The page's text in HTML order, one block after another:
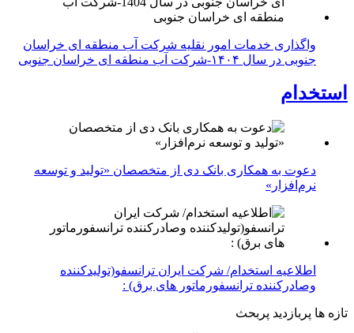
واگذاری خدمات امور نقلیه شرکت آب منطقه ای خراسان
جنوبی در سال ۱۴۰۴-شرکت آب منطقه ای خراسان جنوبی
استخدام
دعوت به همکاری بانک دی از متخصصان «تولید و توسعه
نرم‌افزار»
اطلاعیه استخدام/ شرکت ایران ترانسفو(تولیدکننده
وصادرکننده ترانسفورماتور های برق) :
تازه ها پربازدید پربحث